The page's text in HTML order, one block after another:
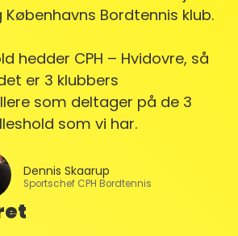
Bordtennis klub.
hedder CPH – Hvidovre, så
er 3 klubbers
som deltager på de 3
som vi har.
Dennis Skaarup
Sportschef CPH Bordtennis